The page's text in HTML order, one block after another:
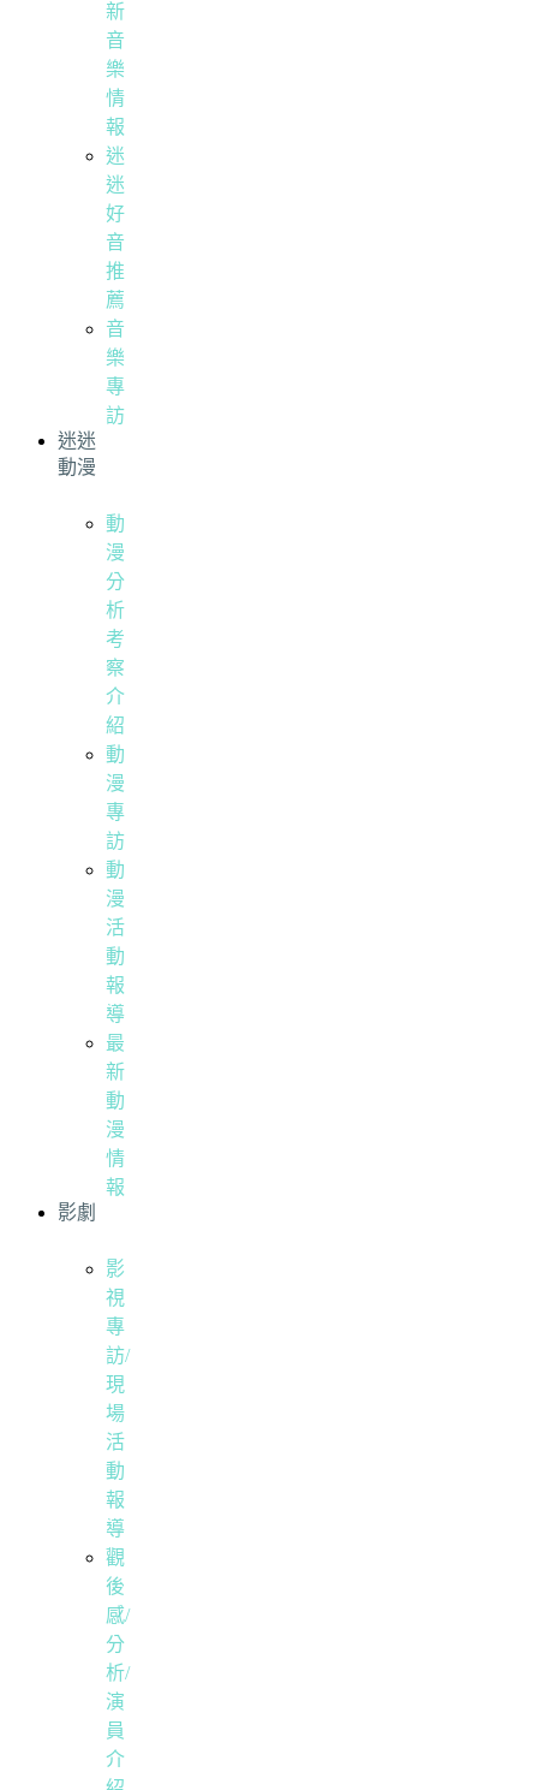
新
音
樂
情
報
迷
迷
好
音
推
薦
音
樂
專
訪
迷迷
動漫
動
漫
分
析
考
察
介
紹
動
漫
專
訪
動
漫
活
動
報
導
最
新
動
漫
情
報
影劇
影
視
專
訪/
現
場
活
動
報
導
觀
後
感/
分
析/
演
員
介